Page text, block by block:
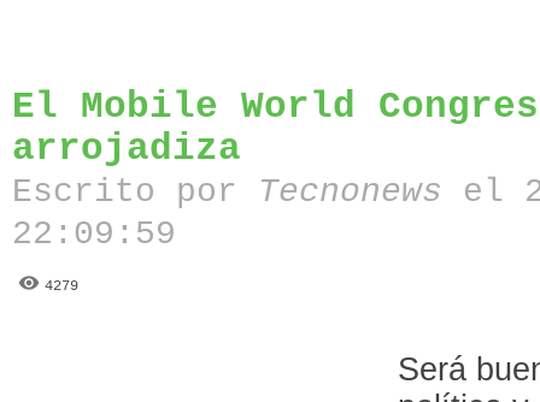
El Mobile World
arrojadiza
Escrito por Tecnonews el
22:09:59
4279
Será